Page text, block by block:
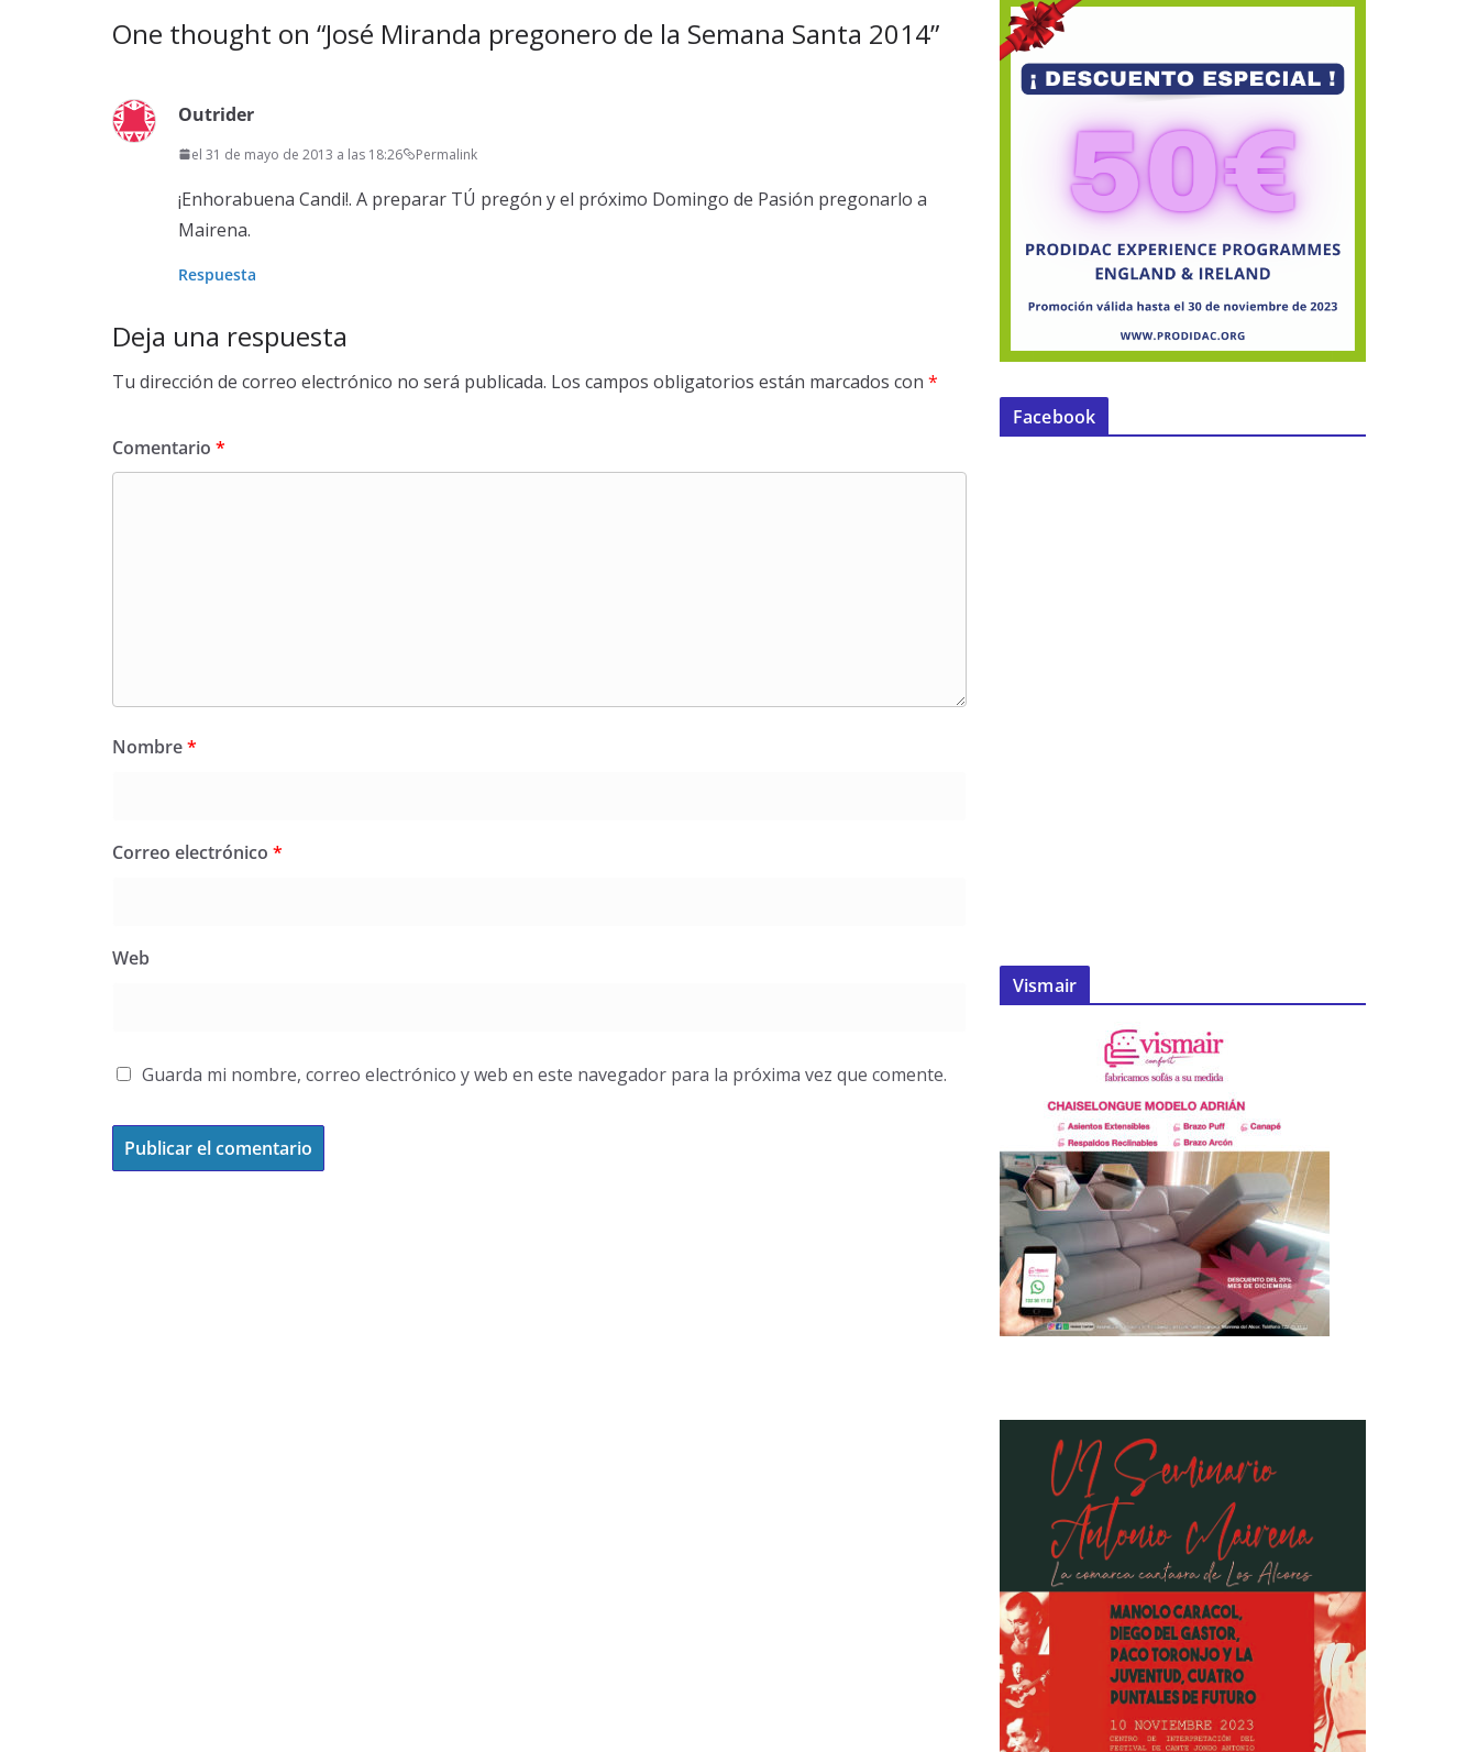
One thought on “José Miranda pregonero de la Semana Santa 2014”
Outrider
el 31 de mayo de 2013 a las 18:26 Permalink
¡Enhorabuena Candi!. A preparar TÚ pregón y el próximo Domingo de Pasión pregonarlo a
Mairena.
Respuesta
Deja una respuesta
Tu dirección de correo electrónico no será publicada. Los campos obligatorios están marcados con *
Comentario *
Nombre*
Correo electrónico *
Web
Guarda mi nombre, correo electrónico y web en este navegador para la próxima vez que comente.
Facebook
Vismair